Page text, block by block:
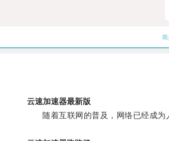
简
云速加速器最新版
随着互联网的普及，网络已经成为